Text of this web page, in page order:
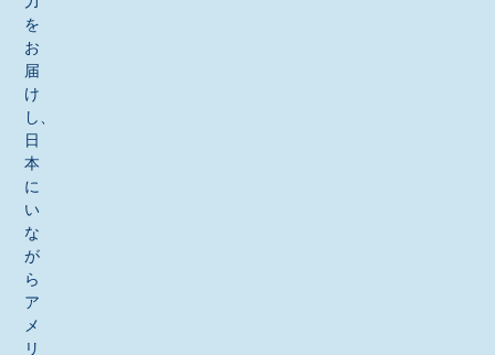
を
お
届
け
し、
日
本
に
い
な
が
ら
ア
メ
リ